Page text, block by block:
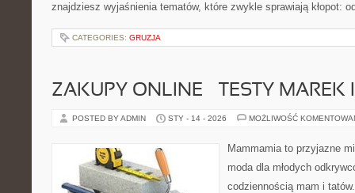
znajdziesz wyjaśnienia tematów, które zwykle sprawiają kłopot:
CATEGORIES: GRUZJA
ZAKUPY ONLINE – TESTY MAREK
POSTED BY ADMIN STY - 14 - 2026 MOŻLIWOŚĆ
Mammamia to przyjazne
moda dla młodych
codziennością mam i